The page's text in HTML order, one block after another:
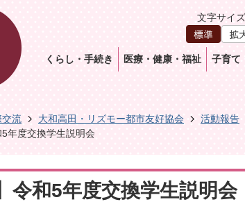
文字サイズ
くらし・手続き 医療・健康・福祉 子育て
交流 大和高田・リズモー都市友好協会 活動報告
5年度交換学生説明会
令和5年度交換学生説明会